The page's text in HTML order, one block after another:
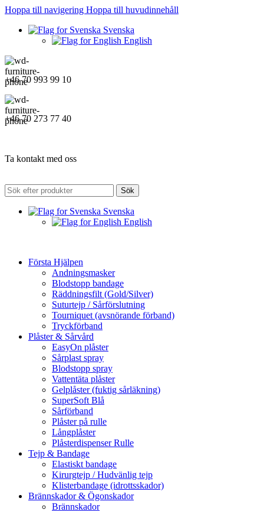
Hoppa till navigering Hoppa till huvudinnehåll
Svenska
English
+46 70 993 99 10
+46 70 273 77 40
Ta kontakt med oss
Sök
Svenska
English
Första Hjälpen
Andningsmasker
Blodstopp bandage
Räddningsfilt (Gold/Silver)
Suturtejp / Sårförslutning
Tourniquet (avsnörande förband)
Tryckförband
Plåster & Sårvård
EasyOn plåster
Sårplast spray
Blodstopp spray
Vattentäta plåster
Gelplåster (fuktig sårläkning)
SuperSoft Blå
Sårförband
Plåster på rulle
Långplåster
Plåsterdispenser Rulle
Tejp & Bandage
Elastiskt bandage
Kirurgtejp / Hudvänlig tejp
Klisterbandage (idrottsskador)
Brännskador & Ögonskador
Brännskador